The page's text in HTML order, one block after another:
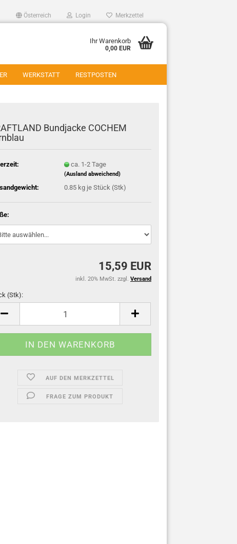
Österreich Login Merkzettel
Ihr Warenkorb
0,00 EUR
WERKSTATT RESTPOSTEN
Bundjacke COCHEM
ca. 1-2 Tage
(Ausland abweichend)
0.85 kg je Stück (Stk)
15,59 EUR
inkl. 20% MwSt. zzgl. Versand
(Stk):
AUF DEN MERKZETTEL
FRAGE ZUM PRODUKT